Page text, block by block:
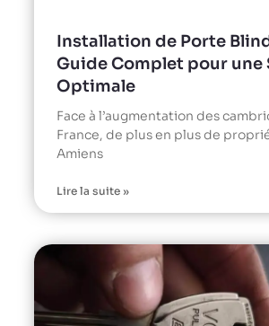
Installation de Porte
Guide Complet pour une
Optimale
Face à l’augmentation des
France, de plus en plus de
Amiens
Lire la suite »